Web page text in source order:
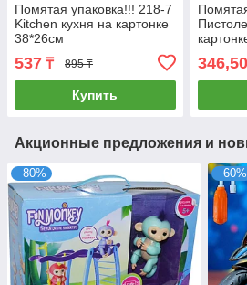
Помятая упаковка!!! 218-7
Kitchen кухня на картонке
38*26см
537 ₸ 895 ₸
Купить
346,50
Акционные предложения и
–80% –60%